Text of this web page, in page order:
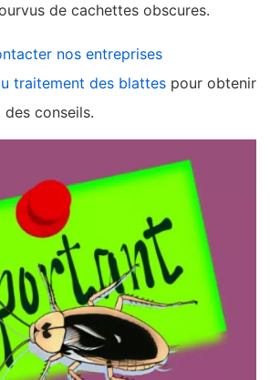
de cachettes obscures.
nos entreprises
traitement des blattes pour obtenir
conseils.